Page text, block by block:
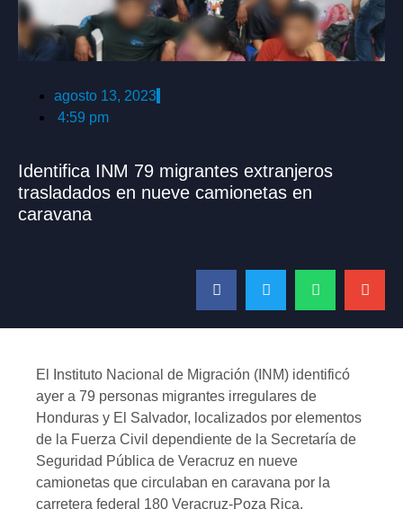
agosto 13, 2023
4:59 pm
Identifica INM 79 migrantes extranjeros
trasladados en nueve camionetas en
caravana
El Instituto Nacional de Migración (INM) identificó
ayer a 79 personas migrantes irregulares de
Honduras y El Salvador, localizados por elementos
de la Fuerza Civil dependiente de la Secretaría de
Seguridad Pública de Veracruz en nueve
camionetas que circulaban en caravana por la
carretera federal 180 Veracruz-Poza Rica.